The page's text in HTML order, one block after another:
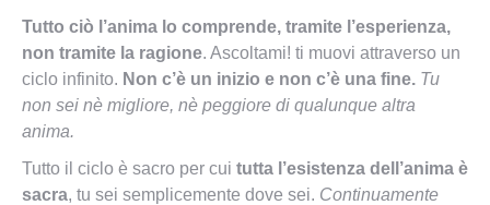
Tutto ciò l’anima lo comprende, tramite l’esperienza,
non tramite la ragione. Ascoltami! ti muovi attraverso un
ciclo infinito. Non c’è un inizio e non c’è una fine. Tu
non sei nè migliore, nè peggiore di qualunque altra
anima.
Tutto il ciclo è sacro per cui tutta l’esistenza dell’anima è
sacra, tu sei semplicemente dove sei. Continuamente